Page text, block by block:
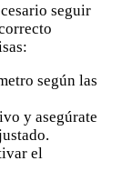
seguir
según las
y asegúrate
el